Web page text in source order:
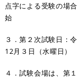
点字による受験の場
始
３．第２次試験日：
12月３日（水曜日）
４．試験会場は、第